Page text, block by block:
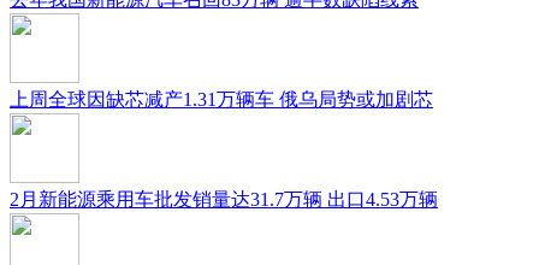
上周全球因缺芯减产1.31万辆车 俄乌局势或加剧芯
2月新能源乘用车批发销量达31.7万辆 出口4.53万辆